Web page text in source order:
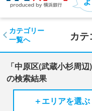
カ
カテゴリー
一覧へ
「中原区(武蔵小杉周
の検索結果
＋エリアを選ぶ